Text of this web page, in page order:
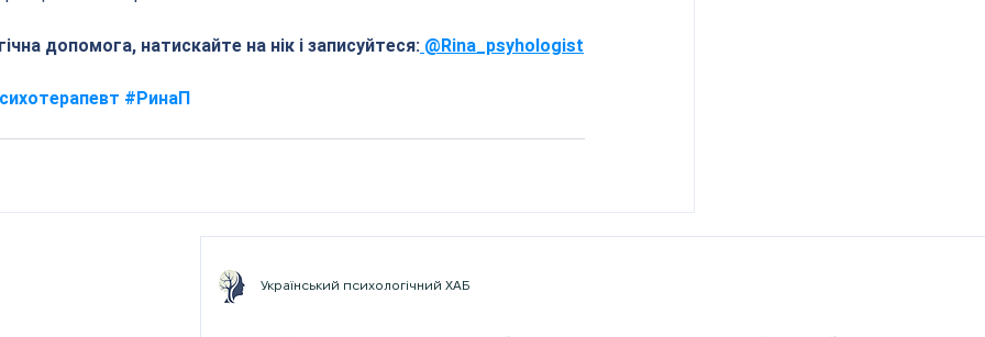
допомога, натискайте на нік і записуйтеся: @Rina_psyhologist
#РинаП
Український психологічний ХАБ